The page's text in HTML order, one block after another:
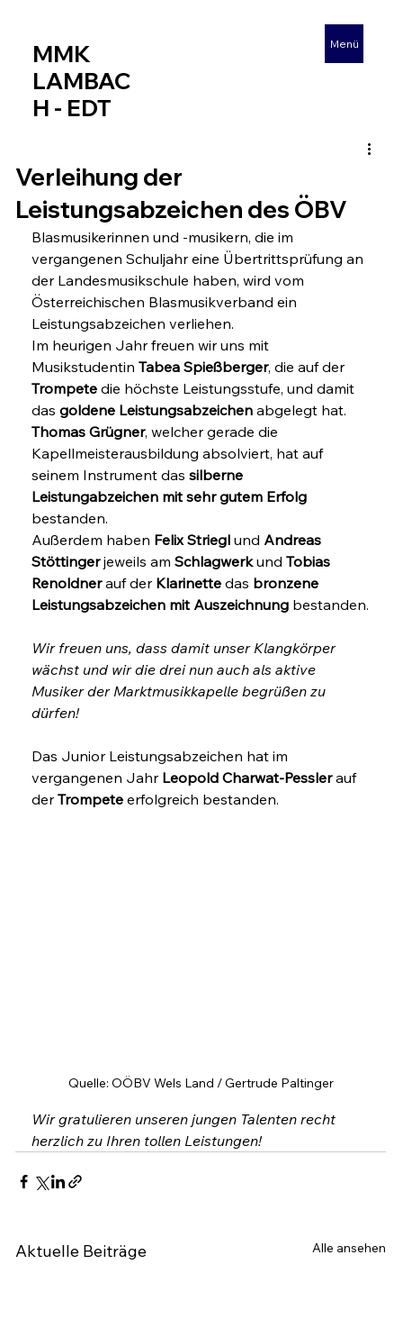
Menü
MMK
LAMBAC
H - EDT
Verleihung der
Leistungsabzeichen des ÖBV
Blasmusikerinnen und -musikern, die im
vergangenen Schuljahr eine Übertrittsprüfung an
der Landesmusikschule haben, wird vom
Österreichischen Blasmusikverband ein
Leistungsabzeichen verliehen.
Im heurigen Jahr freuen wir uns mit
Musikstudentin Tabea Spießberger, die auf der
Trompete die höchste Leistungsstufe, und damit
das goldene Leistungsabzeichen abgelegt hat.
Thomas Grügner, welcher gerade die
Kapellmeisterausbildung absolviert, hat auf
seinem Instrument das silberne
Leistungabzeichen mit sehr gutem Erfolg
bestanden.
Außerdem haben Felix Striegl und Andreas
Stöttinger jeweils am Schlagwerk und Tobias
Renoldner auf der Klarinette das bronzene
Leistungsabzeichen mit Auszeichnung bestanden.
Wir freuen uns, dass damit unser Klangkörper
wächst und wir die drei nun auch als aktive
Musiker der Marktmusikkapelle begrüßen zu
dürfen!
Das Junior Leistungsabzeichen hat im
vergangenen Jahr Leopold Charwat-Pessler auf
der Trompete erfolgreich bestanden.
Quelle: OÖBV Wels Land / Gertrude Paltinger
Wir gratulieren unseren jungen Talenten recht
herzlich zu Ihren tollen Leistungen!
Aktuelle Beiträge Alle ansehen